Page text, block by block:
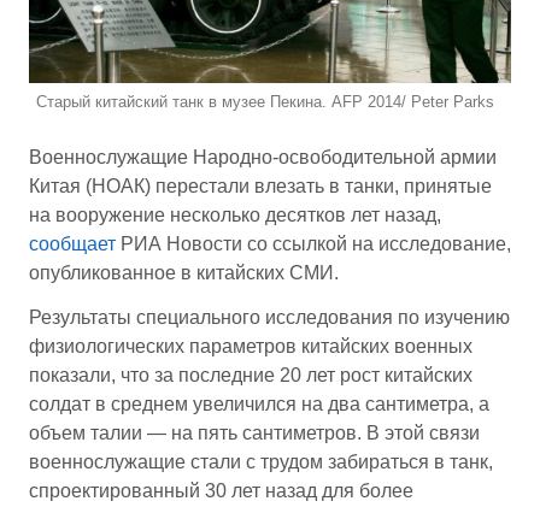
Старый китайский танк в музее Пекина. AFP 2014/ Peter Parks
Военнослужащие Народно-освободительной армии
Китая (НОАК) перестали влезать в танки, принятые
на вооружение несколько десятков лет назад,
сообщает РИА Новости со ссылкой на исследование,
опубликованное в китайских СМИ.
Результаты специального исследования по изучению
физиологических параметров китайских военных
показали, что за последние 20 лет рост китайских
солдат в среднем увеличился на два сантиметра, а
объем талии — на пять сантиметров. В этой связи
военнослужащие стали с трудом забираться в танк,
спроектированный 30 лет назад для более